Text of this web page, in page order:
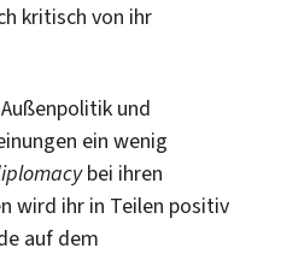
kritisch von ihr
und
ein wenig
bei ihren
wird ihr in Teilen positiv
auf dem